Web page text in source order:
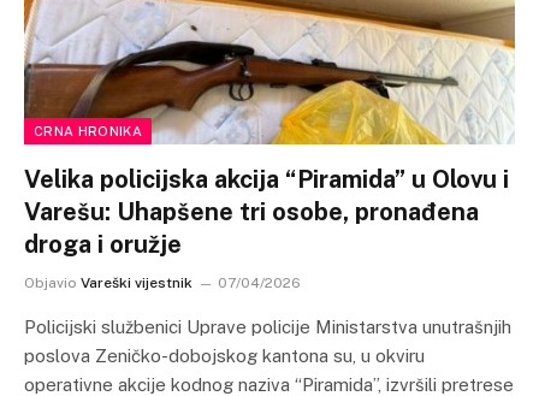
CRNA HRONIKA
Velika policijska akcija “Piramida” u Olovu i
Varešu: Uhapšene tri osobe, pronađena
droga i oružje
Objavio Vareški vijestnik 07/04/2026
Policijski službenici Uprave policije Ministarstva unutrašnjih
poslova Zeničko-dobojskog kantona su, u okviru
operativne akcije kodnog naziva “Piramida”, izvršili pretrese